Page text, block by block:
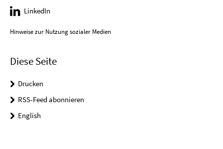
LinkedIn
Hinweise zur Nutzung sozialer Medien
Diese Seite
Drucken
RSS-Feed abonnieren
English